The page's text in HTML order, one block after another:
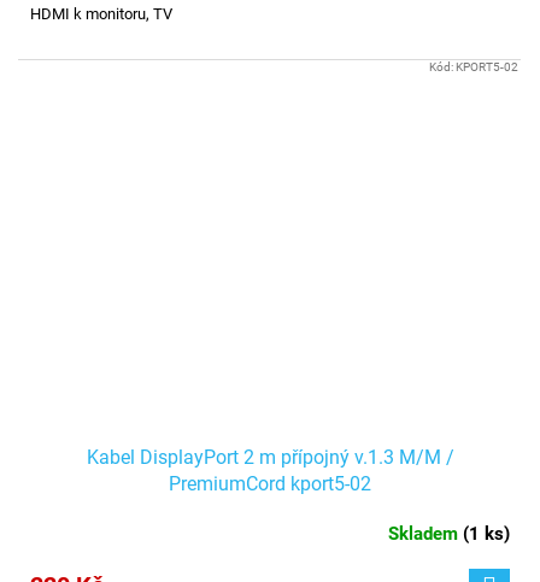
HDMI k monitoru, TV
Kabel DisplayPort 2 m přípojný v.1.3 M/M /
PremiumCord kport5-02
Skladem (1 ks)
Kód:KPORT5-02